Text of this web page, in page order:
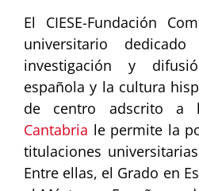
El CIESE-Fundación
universitario
investigación y
española y la cultura
de centro adscrito a
Cantabria le permite la
titulaciones
Entre ellas, el Grado en